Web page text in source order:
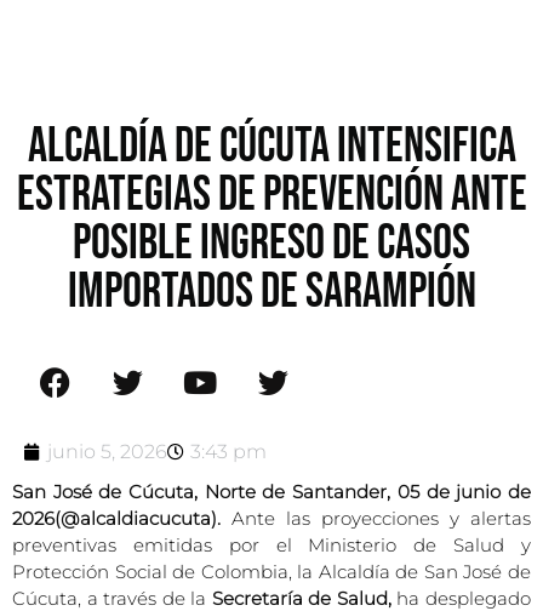
ALCALDÍA DE CÚCUTA INTENSIFICA
ESTRATEGIAS DE PREVENCIÓN ANTE
POSIBLE INGRESO DE CASOS
IMPORTADOS DE SARAMPIÓN
junio 5, 2026
3:43 pm
San José de Cúcuta, Norte de Santander, 05 de junio de
2026(@alcaldiacucuta). Ante las proyecciones y alertas
preventivas emitidas por el Ministerio de Salud y
Protección Social de Colombia, la Alcaldía de San José de
Cúcuta, a través de la Secretaría de Salud,ha desplegado